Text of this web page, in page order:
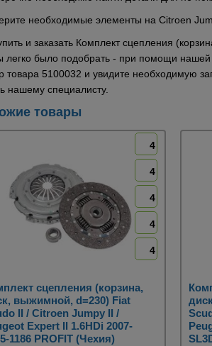
необходимые элементы на Citroen
и заказать Комплект сцепления
легко было подобрать - при помощи
товара 5100032 и увидите необходимую
нашему специалисту.
товары
4
4
4
4
4
сцепления (корзина,
выжимной, d=230) Fiat
II / Citroen Jumpy II /
Expert II 1.6HDi 2007-
1186 PROFIT (Чехия)